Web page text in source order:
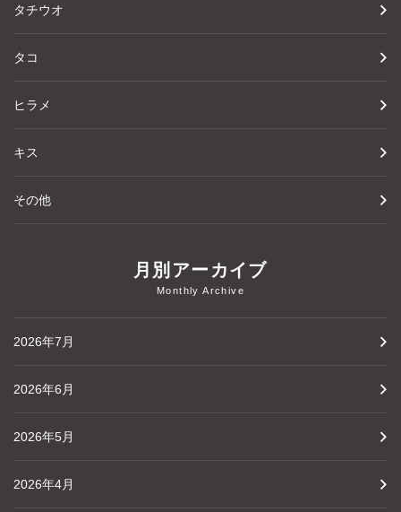
タチウオ
タコ
ヒラメ
キス
その他
月別アーカイブ
Monthly Archive
2026年7月
2026年6月
2026年5月
2026年4月